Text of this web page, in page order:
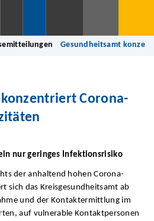
Gesundheitsamt
Corona-
nur geringes Infektionsrisiko
der anhaltend hohen Corona-
sich das Kreisgesundheitsamt ab
und der Kontaktermittlung im
auf vulnerable Kontaktpersonen